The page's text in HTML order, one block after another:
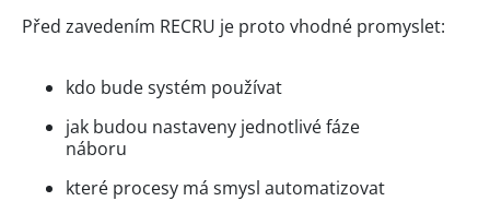
Před zavedením RECRU je proto vhodné promyslet:
kdo bude systém používat
jak budou nastaveny jednotlivé fáze
náboru
které procesy má smysl automatizovat